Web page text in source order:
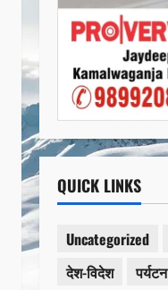
QUICK LINKS
Uncategorized
देश-विदेश
पर्यटन